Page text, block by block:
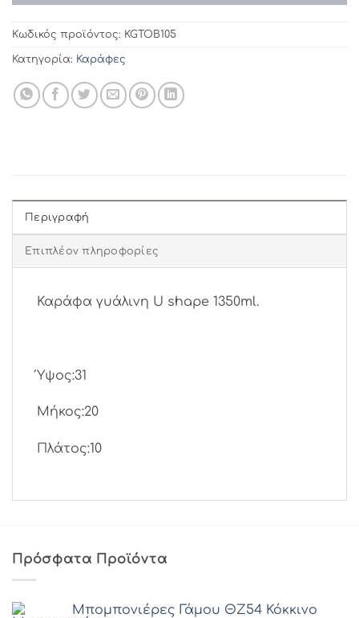
Κωδικός προϊόντος: KGTOB105
Κατηγορία: Καράφες
Περιγραφή
Επιπλέον πληροφορίες
Καράφα γυάλινη U shape 1350ml.
Ύψος:31
Μήκος:20
Πλάτος:10
Πρόσφατα Προϊόντα
Μπομπονιέρες Γάμου ΘZ54 Κόκκινο